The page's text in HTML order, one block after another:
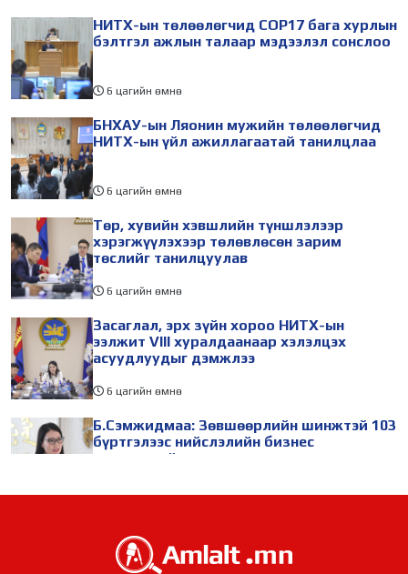
НИТХ-ын төлөөлөгчид COP17 бага хурлын
бэлтгэл ажлын талаар мэдээлэл сонслоо
6 цагийн өмнө
БНХАУ-ын Ляонин мужийн төлөөлөгчид
НИТХ-ын үйл ажиллагаатай танилцлаа
6 цагийн өмнө
Төр, хувийн хэвшлийн түншлэлээр
хэрэгжүүлэхээр төлөвлөсөн зарим
төслийг танилцуулав
6 цагийн өмнө
Засаглал, эрх зүйн хороо НИТХ-ын
ээлжит VIII хуралдаанаар хэлэлцэх
асуудлуудыг дэмжлээ
6 цагийн өмнө
Б.Сэмжидмаа: Зөвшөөрлийн шинжтэй 103
бүртгэлээс нийслэлийн бизнес
эрхлэгчдийг чөлөөллөө
төсвийн талаарх ерөнхий хяналтын
сонсгол зохион байгуулсан байна